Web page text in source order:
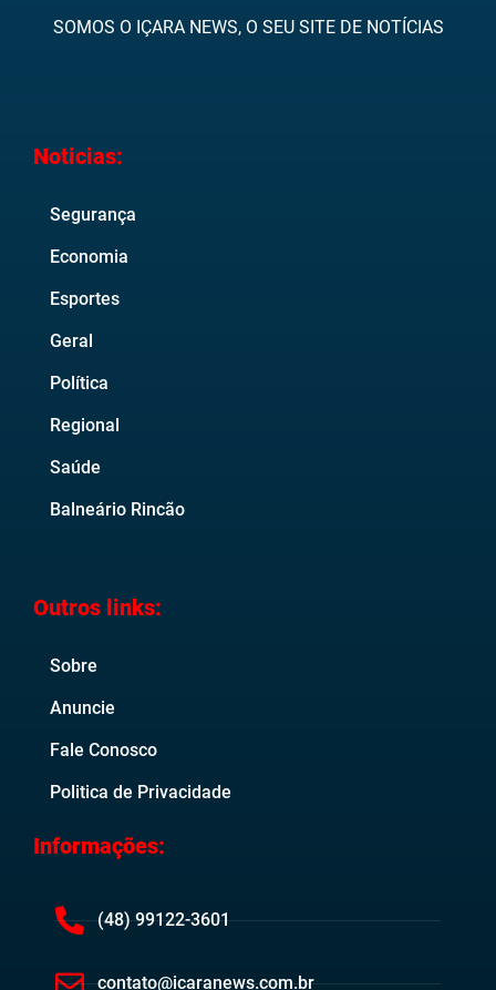
SOMOS O IÇARA NEWS, O SEU SITE DE NOTÍCIAS
Noticias:
Segurança
Economia
Esportes
Geral
Política
Regional
Saúde
Balneário Rincão
Outros links:
Sobre
Anuncie
Fale Conosco
Politica de Privacidade
Informações:
(48) 99122-3601
contato@icaranews.com.br